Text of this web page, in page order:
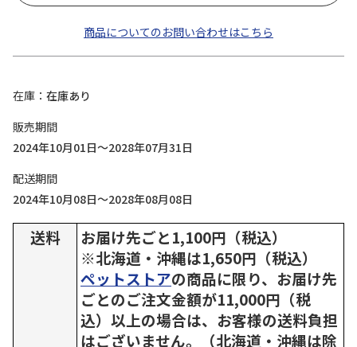
商品についてのお問い合わせはこちら
在庫
在庫あり
販売期間
2024年10月01日～2028年07月31日
配送期間
2024年10月08日～2028年08月08日
送料
お届け先ごと1,100円（税込）
※北海道・沖縄は1,650円（税込）
ペットストアの商品に限り、お届け先
ごとのご注文金額が11,000円（税
込）以上の場合は、お客様の送料負担
はございません。（北海道・沖縄は除